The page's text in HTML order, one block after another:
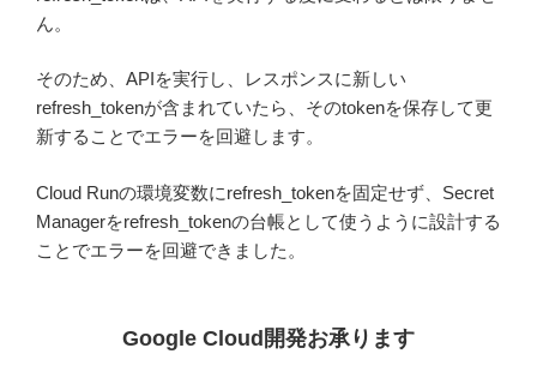
ん。
そのため、APIを実行し、レスポンスに新しい
refresh_tokenが含まれていたら、そのtokenを保存して更
新することでエラーを回避します。
Cloud Runの環境変数にrefresh_tokenを固定せず、Secret
Managerをrefresh_tokenの台帳として使うように設計する
ことでエラーを回避できました。
Google Cloud開発お承ります